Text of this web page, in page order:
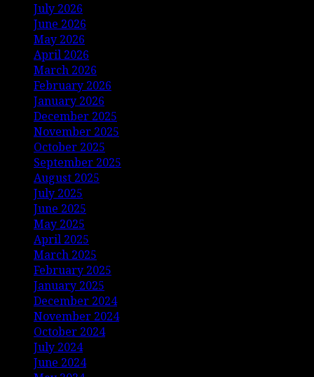
July 2026
June 2026
May 2026
April 2026
March 2026
February 2026
January 2026
December 2025
November 2025
October 2025
September 2025
August 2025
July 2025
June 2025
May 2025
April 2025
March 2025
February 2025
January 2025
December 2024
November 2024
October 2024
July 2024
June 2024